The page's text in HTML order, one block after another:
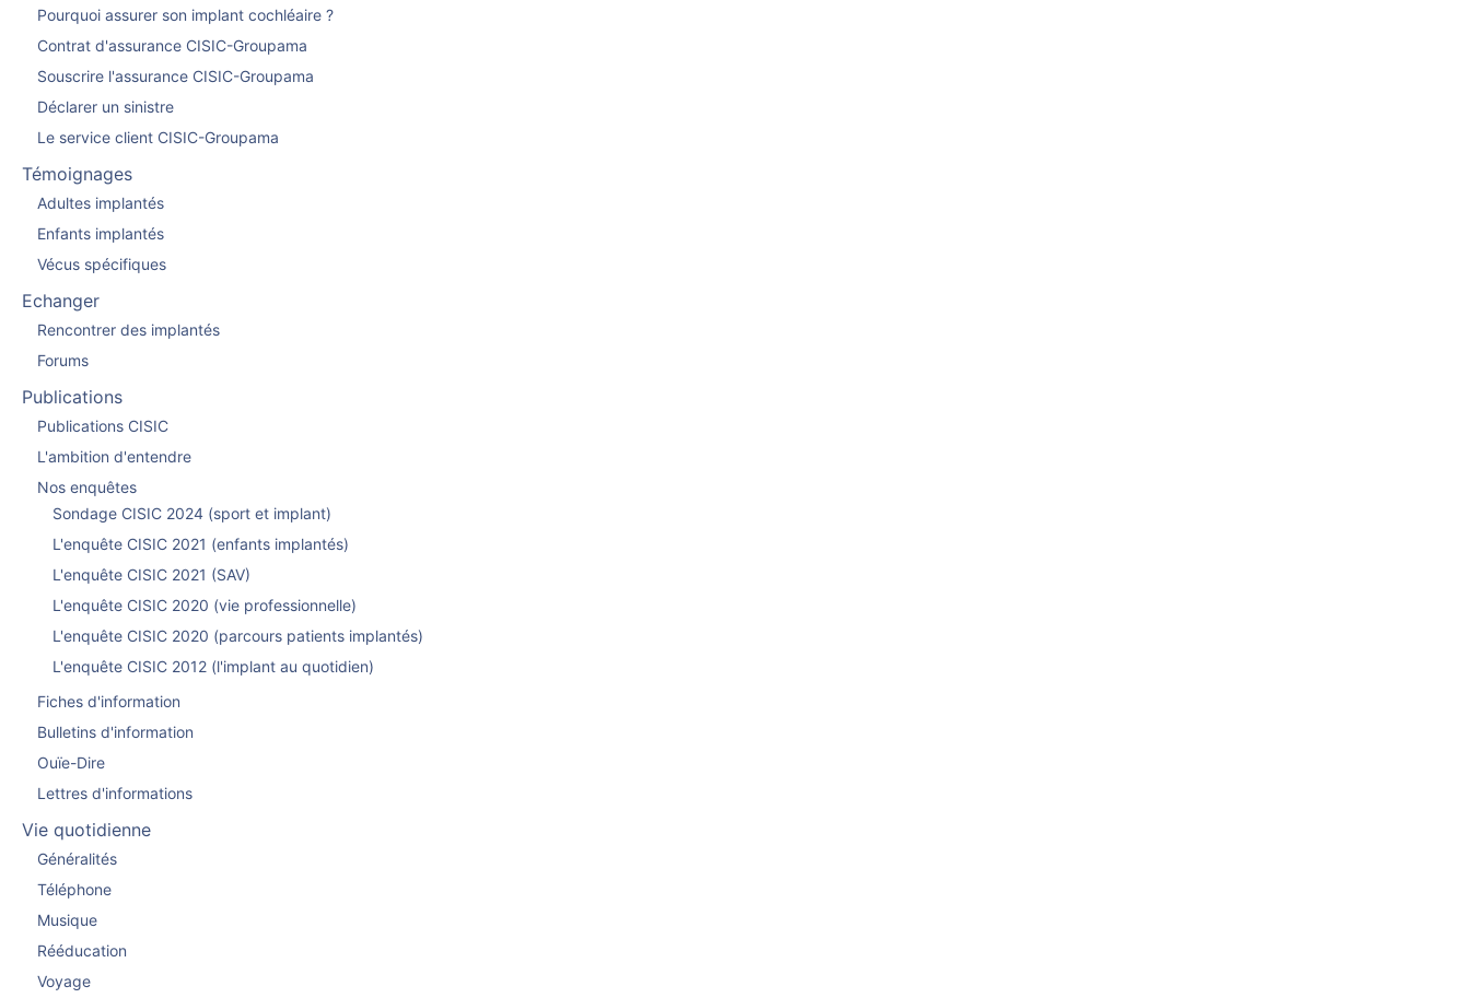
Pourquoi assurer son implant cochléaire ?
Contrat d'assurance CISIC-Groupama
Souscrire l'assurance CISIC-Groupama
Déclarer un sinistre
Le service client CISIC-Groupama
Témoignages
Adultes implantés
Enfants implantés
Vécus spécifiques
Echanger
Rencontrer des implantés
Forums
Publications
Publications CISIC
L'ambition d'entendre
Nos enquêtes
Sondage CISIC 2024 (sport et implant)
L'enquête CISIC 2021 (enfants implantés)
L'enquête CISIC 2021 (SAV)
L'enquête CISIC 2020 (vie professionnelle)
L'enquête CISIC 2020 (parcours patients implantés)
L'enquête CISIC 2012 (l'implant au quotidien)
Fiches d'information
Bulletins d'information
Ouïe-Dire
Lettres d'informations
Vie quotidienne
Généralités
Téléphone
Musique
Rééducation
Voyage